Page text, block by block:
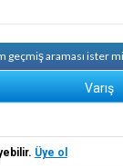
geçmiş araması ister
Varış
Üye ol